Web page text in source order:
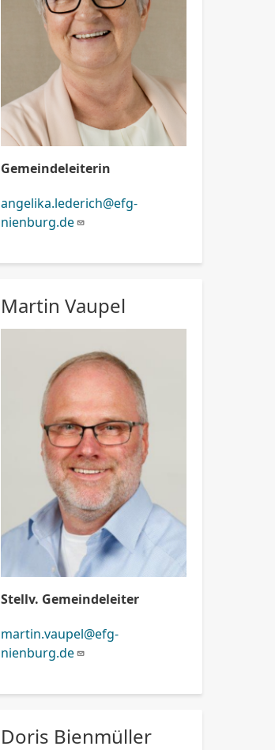
Gemeindeleiterin
angelika.lederich@efg-
nienburg.de
Martin Vaupel
Stellv. Gemeindeleiter
martin.vaupel@efg-
nienburg.de
Doris Bienmüller